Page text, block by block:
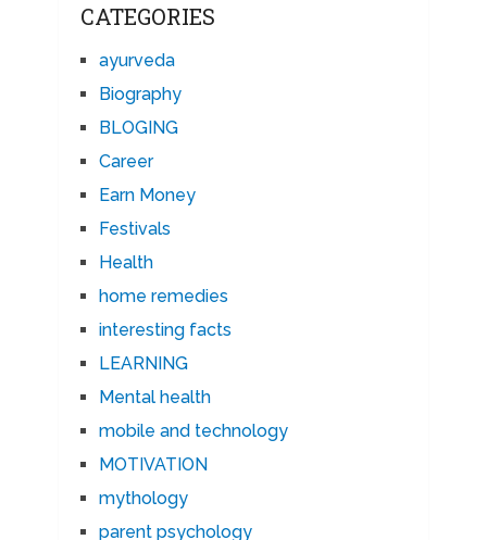
CATEGORIES
ayurveda
Biography
BLOGING
Career
Earn Money
Festivals
Health
home remedies
interesting facts
LEARNING
Mental health
mobile and technology
MOTIVATION
mythology
parent psychology